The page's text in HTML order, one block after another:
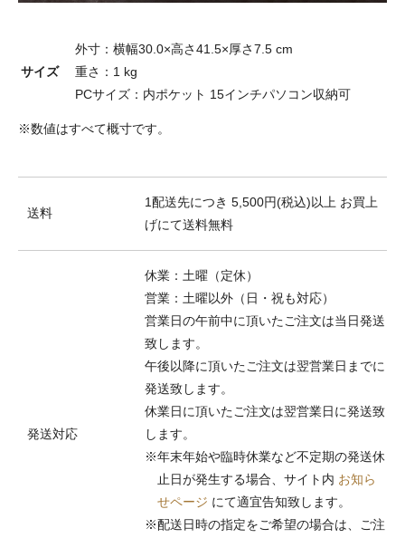
サイズ
外寸：横幅30.0×高さ41.5×厚さ7.5 cm
重さ：1 kg
PCサイズ：内ポケット 15インチパソコン収納可
※数値はすべて概寸です。
送料
1配送先につき 5,500円(税込)以上 お買上
げにて送料無料
発送対応
休業：土曜（定休）
営業：土曜以外（日・祝も対応）
営業日の午前中に頂いたご注文は当日発送
致します。
午後以降に頂いたご注文は翌営業日までに
発送致します。
休業日に頂いたご注文は翌営業日に発送致
します。
※年末年始や臨時休業など不定期の発送休
止日が発生する場合、サイト内 お知ら
せページ にて適宜告知致します。
※配送日時の指定をご希望の場合は、ご注